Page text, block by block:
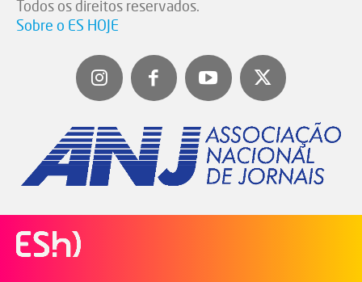
Todos os direitos reservados.
Sobre o ES HOJE